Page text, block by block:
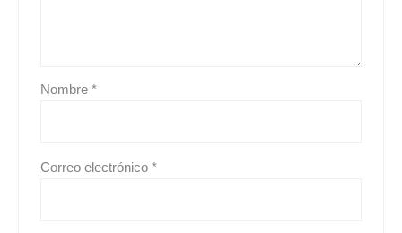
Nombre*
Correo electrónico*